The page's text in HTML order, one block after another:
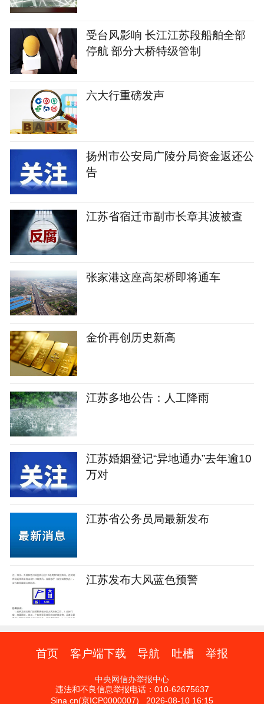
受台风影响 长江江苏段船舶全部
停航 部分大桥特级管制
六大行重磅发声
扬州市公安局广陵分局资金返还公
告
江苏省宿迁市副市长章其波被查
张家港这座高架桥即将通车
金价再创历史新高
江苏多地公告：人工降雨
江苏婚姻登记“异地通办”去年逾10
万对
江苏省公务员局最新发布
江苏发布大风蓝色预警
首页 客户端下载 导航 吐槽 举报
中央网信办举报中心
违法和不良信息举报电话：010-62675637
Sina.cn(京ICP0000007) 2026-08-10 16:15